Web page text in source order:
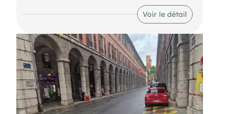
*Agent commercial indépendant inscrite au
Chambéry sous le numéro 792093460.
Voir le détail